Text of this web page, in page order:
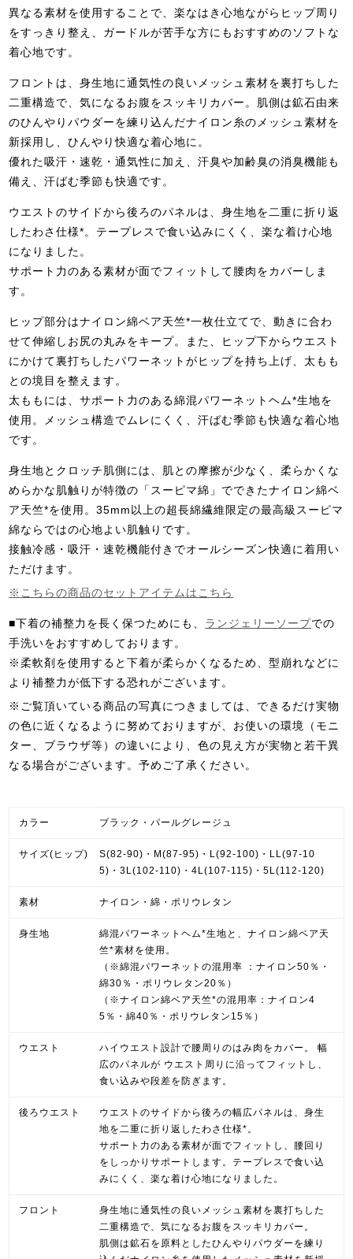
異なる素材を使用することで、楽なはき心地ながらヒップ周り
をすっきり整え、ガードルが苦手な方にもおすすめのソフトな
着心地です。
フロントは、身生地に通気性の良いメッシュ素材を裏打ちした
二重構造で、気になるお腹をスッキリカバー。肌側は鉱石由来
のひんやりパウダーを練り込んだナイロン糸のメッシュ素材を
新採用し、ひんやり快適な着心地に。
優れた吸汗・速乾・通気性に加え、汗臭や加齢臭の消臭機能も
備え、汗ばむ季節も快適です。
ウエストのサイドから後ろのパネルは、身生地を二重に折り返
したわさ仕様*。テープレスで食い込みにくく、楽な着け心地
になりました。
サポート力のある素材が面でフィットして腰肉をカバーしま
す。
ヒップ部分はナイロン綿ベア天竺*一枚仕立てで、動きに合わ
せて伸縮しお尻の丸みをキープ。また、ヒップ下からウエスト
にかけて裏打ちしたパワーネットがヒップを持ち上げ、太もも
との境目を整えます。
太ももには、サポート力のある綿混パワーネットヘム*生地を
使用。メッシュ構造でムレにくく、汗ばむ季節も快適な着心地
です。
身生地とクロッチ肌側には、肌との摩擦が少なく、柔らかくな
めらかな肌触りが特徴の「スーピマ綿」でできたナイロン綿ベ
ア天竺*を使用。35mm以上の超長綿繊維限定の最高級スーピマ
綿ならではの心地よい肌触りです。
接触冷感・吸汗・速乾機能付きでオールシーズン快適に着用い
ただけます。
※こちらの商品のセットアイテムはこちら
■下着の補整力を長く保つためにも、 ランジェリーソープでの
手洗いをおすすめしております。
※柔軟剤を使用すると下着が柔らかくなるため、型崩れなどに
より補整力が低下する恐れがございます。
※ご覧頂いている商品の写真につきましては、できるだけ実物
の色に近くなるように努めておりますが、お使いの環境（モニ
ター、ブラウザ等）の違いにより、色の見え方が実物と若干異
なる場合がございます。予めご了承ください。
カラー ブラック・パールグレージュ
サイズ(ヒップ)
S(82-90)・M(87-95)・L(92-100)・LL(97-10
5)・3L(102-110)・4L(107-115)・5L(112-120)
素材 ナイロン・綿・ポリウレタン
身生地
綿混パワーネットヘム*生地と、ナイロン綿ベア天
竺*素材を使用。
（※綿混パワーネットの混用率 ：ナイロン50％・
綿30％・ポリウレタン20％）
（※ナイロン綿ベア天竺*の混用率：ナイロン4
5％・綿40％・ポリウレタン15％）
ウエスト
ハイウエスト設計で腰周りのはみ肉をカバー。 幅
広のパネルが ウエスト周りに沿ってフィットし、
食い込みや段差を防ぎます。
後ろウエスト
ウエストのサイドから後ろの幅広パネルは、身生
地を二重に折り返したわさ仕様*。
サポート力のある素材が面でフィットし、腰回り
をしっかりサポートします。テープレスで食い込
みにくく、楽な着け心地になりました。
フロント
身生地に通気性の良いメッシュ素材を裏打ちした
二重構造で、気になるお腹をスッキリカバー。
肌側は鉱石を原料としたひんやりパウダーを練り